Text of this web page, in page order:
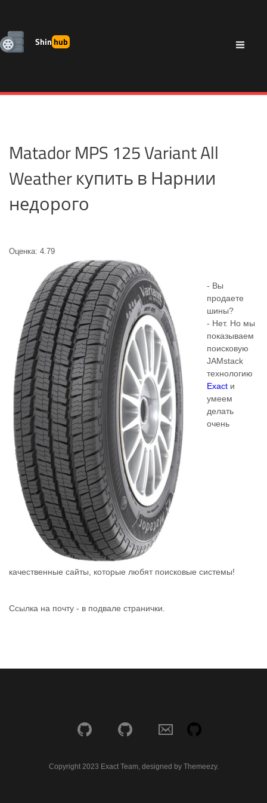
Shinhub
Matador MPS 125 Variant All
Weather купить в Нарнии
недорого
Оценка: 4.79
- Вы
продаете
шины?
- Нет. Но мы
показываем
поисковую
JAMstack
технологию
Exact и
умеем
делать
очень
качественные сайты, которые любят поисковые системы!
Ссылка на почту - в подвале странички.
Copyright 2023 Exact Team, designed by Themeezy.